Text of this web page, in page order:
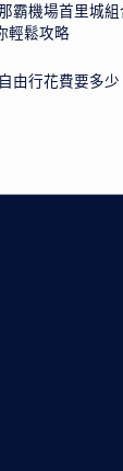
霸機場首里城
輕鬆攻略
由行花費要多